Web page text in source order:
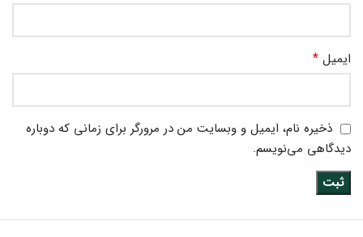
ایمیل *
ذخیره نام، ایمیل و وبسایت من در مرورگر برای زمانی که دوباره
دیدگاهی می‌نویسم.